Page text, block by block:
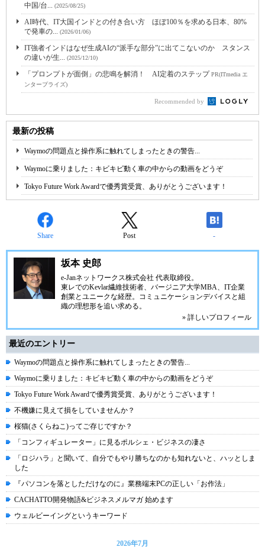
中国/台... (2025/08/25)
AI時代、IT大国インドとの付き合い方 ほぼ100％を求める日本、80%
で発車の... (2026/01/06)
IT強者インドはなぜ生成AIの“派手な部分”に出てこないのか スタンス
の違いが生... (2025/12/10)
「プロンプトが面倒」の悲鳴を解消！ AI定着のステップPR(ITmedia エ
ンタープライズ)
Recommended by
最新の投稿
Waymoの問題点と操作系に触れてしまったときの警告...
Waymoに乗りました：キビキビ動く車の中からの動画をどうぞ
Tokyo Future Work Awardで優秀賞受賞、ありがとうございます！
Share Post -
坂本 史郎
e-Janネットワークス株式会社 代表取締役。
東レでのKevlar繊維技術者、 バージニア大学MBA、IT企業
創業とユニークな経歴。 コミュニケーションデバイスと組
織の理想形を追い求める。
» 詳しいプロフィール
最近のエントリー
Waymoの問題点と操作系に触れてしまったときの警告...
Waymoに乗りました：キビキビ動く車の中からの動画をどうぞ
Tokyo Future Work Awardで優秀賞受賞、ありがとうございます！
不機嫌に見えて損をしていませんか？
桜猫(さくらねこ)ってご存じですか？
「コンフィギュレーター」に見るポルシェ・ビジネスの凄さ
「ロジハラ」と聞いて、自分でもやり勝ちなのかも知れないと、ハッとしま
した
『パソコンを落としただけなのに』業務端末PCの正しい「お作法」
CACHATTO開発物語&ビジネスメルマガ 始めます
ウェルビーイングというキーワード
2026年7月